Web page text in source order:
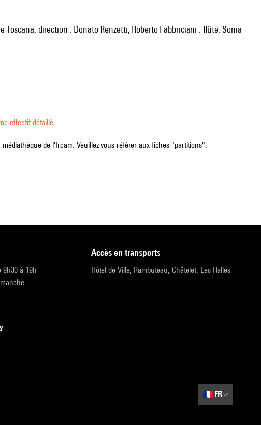
direction : Donato Renzetti, Roberto Fabbriciani : flûte, Sonia
effectif détaillé
de l'Ircam. Veuillez vous référer aux fiches "partitions".
9h30 à 19h
accès en transports
Hôtel de Ville, Rambuteau, Châtelet, Les Halles
🇫🇷 FR